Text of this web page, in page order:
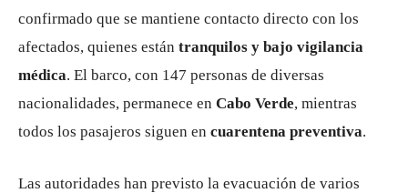
confirmado que se mantiene contacto directo con los
afectados, quienes están tranquilos y bajo vigilancia
médica. El barco, con 147 personas de diversas
nacionalidades, permanece en Cabo Verde, mientras
todos los pasajeros siguen en cuarentena preventiva.
Las autoridades han previsto la evacuación de varios